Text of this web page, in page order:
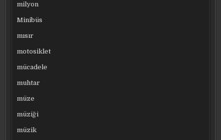
milyon
Minibüs
mısır
motosiklet
mücadele
muhtar
müze
müziği
müzik